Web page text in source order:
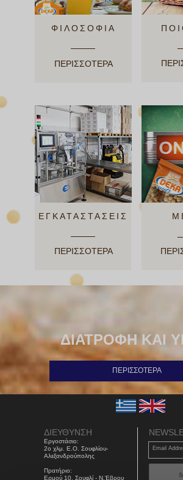
ΦΙΛΟΣΟΦΙΑ
ΠΕΡΙΣΣΟΤΕΡΑ
ΕΓΚΑΤΑΣΤΑΣΕΙΣ
ΠΕΡΙΣΣΟΤΕΡΑ
ΔΙΑΤΡΟΦΗ ΚΑΙ
ΠΕΡΙΣΣΟΤΕΡΑ
ΔΙΕΥΘΥΝΣΗ
Εργοστάσιο:
2ο χλμ. Ε.Ο. Σουφλίου-
Αλεξανδρούπολης
Πρατήριο:
Ερμού 10, Σουφλί - Ν.Έβρου
Email